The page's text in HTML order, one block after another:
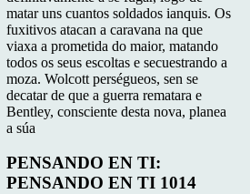
matar uns cuantos soldados ianquis. Os
fuxitivos atacan a caravana na que
viaxa a prometida do maior, matando
todos os seus escoltas e secuestrando a
moza. Wolcott perségueos, sen se
decatar de que a guerra rematara e
Bentley, consciente desta nova, planea
a súa
PENSANDO EN TI:
PENSANDO EN TI 1014